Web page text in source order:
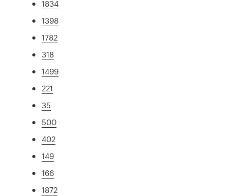
1834
1398
1782
318
1499
221
35
500
402
149
166
1872